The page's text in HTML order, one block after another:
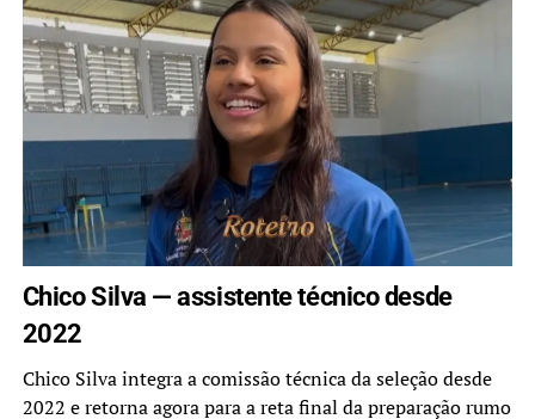
Chico Silva — assistente técnico desde
2022
Chico Silva integra a comissão técnica da seleção desde
2022 e retorna agora para a reta final da preparação rumo